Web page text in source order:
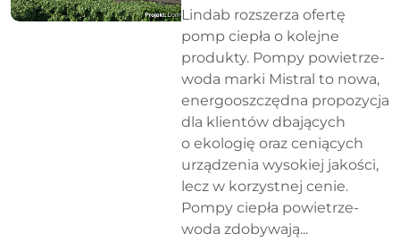
Lindab rozszerza ofertę
pomp ciepła o kolejne
produkty. Pompy powietrze-
woda marki Mistral to nowa,
energooszczędna propozycja
dla klientów dbających
o ekologię oraz ceniących
urządzenia wysokiej jakości,
lecz w korzystnej cenie.
Pompy ciepła powietrze-
woda zdobywają...